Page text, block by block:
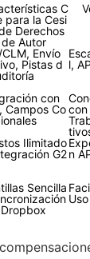
C
para la Cesi
Derechos
de Autor
Envío
Pistas d l,
con
Campos Cocon
Ilimitado
G2n
Sencilla
Uso